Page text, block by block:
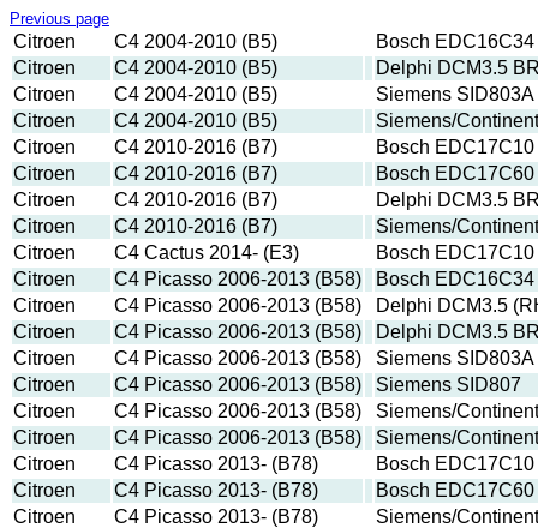
Previous page
Citroen C4 2004-2010 (B5)
Bosch
Citroen
C4 2004-2010 (B5)
Delphi DCM3.5
Citroen
C4 2004-2010 (B5)
Siemens
Citroen
C4 2004-2010 (B5)
Siemens/
Citroen
C4 2010-2016 (B7)
Bosch
Citroen
C4 2010-2016 (B7)
Bosch EDC17C60
Citroen
C4 2010-2016 (B7)
Delphi DCM3.5
Citroen
C4 2010-2016 (B7)
Siemens/
Citroen
C4 Cactus 2014- (E3)
Bosch
Citroen
C4 Picasso 2006-2013 (B58)
Bosch
Citroen
C4 Picasso 2006-2013 (B58)
Delphi DCM3.5
Citroen
C4 Picasso 2006-2013 (B58)
Delphi DCM3.5
Citroen
C4 Picasso 2006-2013 (B58)
Siemens
Citroen
C4 Picasso 2006-2013 (B58)
Siemens SID807
Citroen
C4 Picasso 2006-2013 (B58)
Siemens/
Citroen
C4 Picasso 2006-2013 (B58)
Siemens/
Citroen
C4 Picasso 2013- (B78)
Bosch
Citroen
C4 Picasso 2013- (B78)
Bosch EDC17C60
Citroen
C4 Picasso 2013- (B78)
Siemens/